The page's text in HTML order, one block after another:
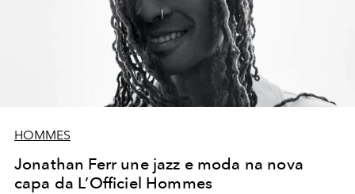
HOMMES
Jonathan Ferr une jazz e moda na nova
capa da L’Officiel Hommes